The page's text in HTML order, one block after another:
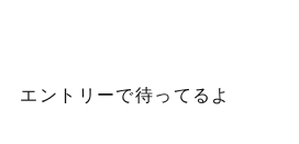
エントリーで待ってるよ